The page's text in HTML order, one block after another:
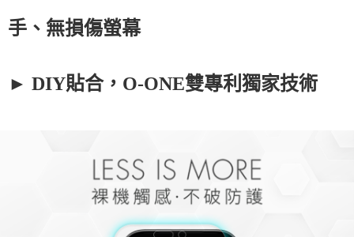
手、無損傷螢幕
► DIY貼合，O-ONE雙專利獨家技術